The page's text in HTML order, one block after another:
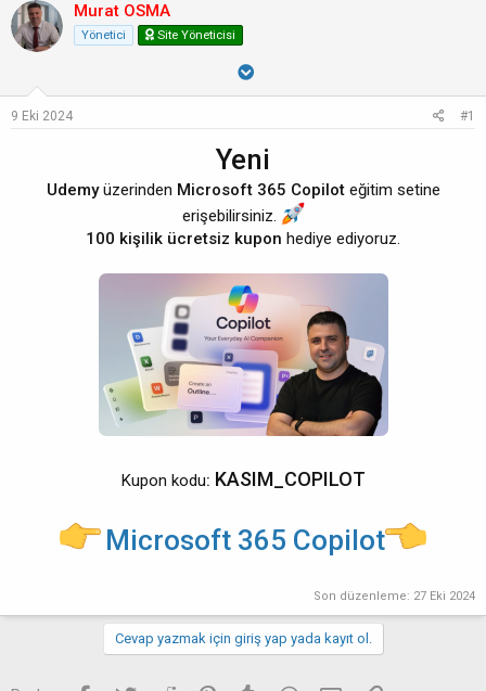
b
a
ş
a
t
ı
r
r
Murat OSMA
Yönetici Site Yöneticisi
9 Eki 2024 #1
Yeni
Udemyüzerinden Microsoft 365 Copiloteğitim setine
erişebilirsiniz.
100 kişilik ücretsiz kupon hediye ediyoruz.
Kupon kodu: KASIM_COPILOT
Microsoft 365 Copilot
Son düzenleme: 27 Eki 2024
Cevap yazmak için giriş yap yada kayıt ol.